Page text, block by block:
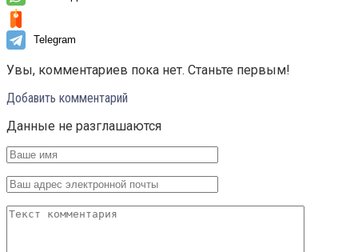
Telegram
Увы, комментариев пока нет. Станьте первым!
Добавить комментарий
Данные не разглашаются